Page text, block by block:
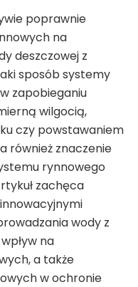
poprawnie
na
deszczowej z
sposób systemy
zapobieganiu
wilgocią,
czy powstawaniem
również znaczenie
rynnowego
zachęca
wody z
na
a także
w ochronie